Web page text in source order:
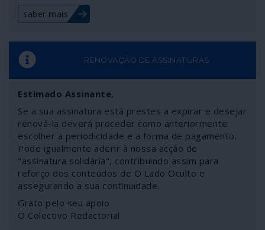
saber mais
RENOVAÇÃO DE ASSINATURAS
Estimado Assinante,
Se a sua assinatura está prestes a expirar e desejar
renová-la deverá proceder como anteriormente:
escolher a periodicidade e a forma de pagamento.
Pode igualmente aderir à nossa acção de
"assinatura solidária", contribuindo assim para
reforço dos conteúdos de O Lado Oculto e
assegurando a sua continuidade.
Grato pelo seu apoio
O Colectivo Redactorial